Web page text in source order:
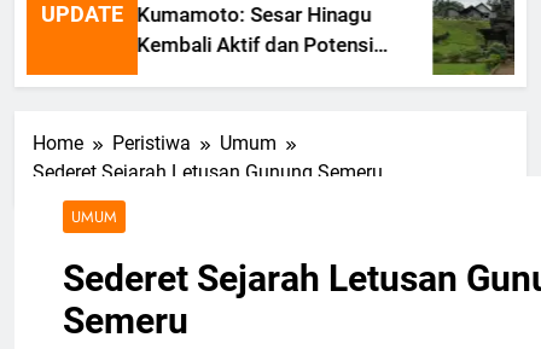
UPDATEKumamoto: Sesar Hinagu
Kembali Aktif dan Potensi
Gempa Susulan
Home Peristiwa
Umum
Sederet Sejarah Letusan Gunung Semeru
UMUM
Sederet Sejarah Letusan
Semeru